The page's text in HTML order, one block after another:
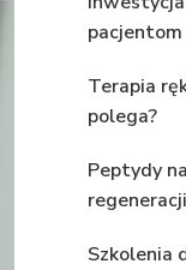
pacjentom
Terapia
polega?
Peptydy
Szkolenia